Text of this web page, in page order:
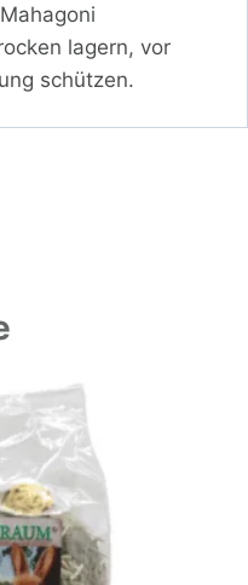
Mahagoni
lagern, vor
schützen.